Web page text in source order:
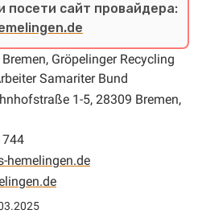
посети сайт провайдера:
Gröpelinger Recycling
Samariter Bund
1-5, 28309 Bremen,
hemelingen.de